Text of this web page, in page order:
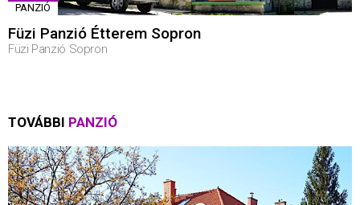
PANZIÓ
Füzi Panzió Étterem Sopron
Füzi Panzió Sopron
TOVÁBBI PANZIÓ